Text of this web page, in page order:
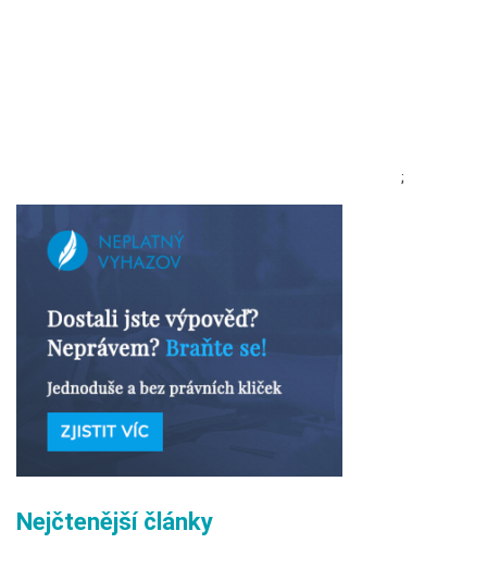
;
Nejčtenější články